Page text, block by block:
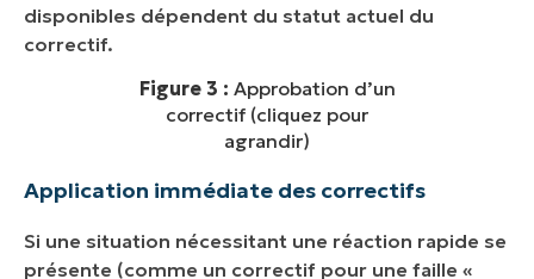
disponibles dépendent du statut actuel du
correctif.
Figure 3 : Approbation d’un
correctif (cliquez pour
agrandir)
Application immédiate des correctifs
Si une situation nécessitant une réaction rapide se
présente (comme un correctif pour une faille «